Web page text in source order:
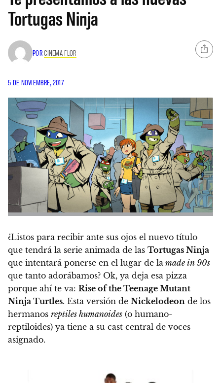
Tortugas Ninja
PORCINEMA FLOR
5 DE NOVIEMBRE, 2017
¿Listos para recibir ante sus ojos el nuevo título
que tendrá la serie animada de las Tortugas Ninja
que intentará ponerse en el lugar de la made in 90s
que tanto adorábamos? Ok, ya deja esa pizza
porque ahí te va: Rise of the Teenage Mutant
Ninja Turtles. Esta versión de Nickelodeon de los
hermanos reptiles humanoides (o humano-
reptiloides) ya tiene a su cast central de voces
asignado.